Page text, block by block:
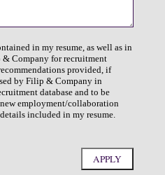
in my resume, as well as in
Company for recruitment
provided, if
by Filip & Company in
database and to be
employment/collaboration
included in my resume.